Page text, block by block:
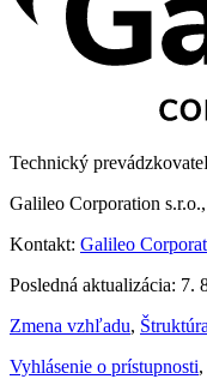
Technický
Galileo Corporation
Kontakt: Galileo
Posledná aktualizácia: 7.
Zmena vzhľadu,
Vyhlásenie o prístupnosti,